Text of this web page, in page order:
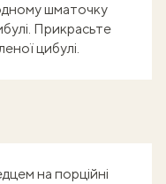
шматочку
Прикрасьте
цибулі.
на порційні